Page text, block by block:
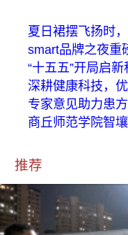
夏日裙摆飞扬时
smart品牌之夜重
“十五五”开局启
深耕健康科技，
专家意见助力患
商丘师范学院智
推荐